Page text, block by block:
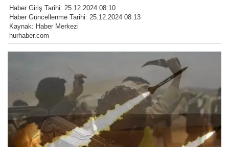
Haber Giriş Tarihi: 25.12.2024 08:10
Haber Güncellenme Tarihi: 25.12.2024 08:13
Kaynak: Haber Merkezi
hurhaber.com